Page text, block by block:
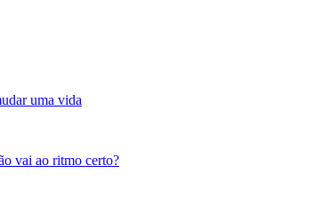
uma vida
vai ao ritmo certo?